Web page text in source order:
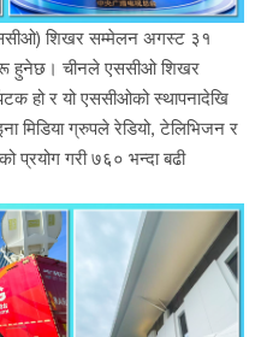
शिखर सम्मेलन अगस्ट ३१
हुनेछ। चीनले एससीओ शिखर
हो र यो एससीओको स्थापनादेखि
मिडिया ग्रुपले रेडियो, टेलिभिजन र
प्रयोग गरी ७६० भन्दा बढी